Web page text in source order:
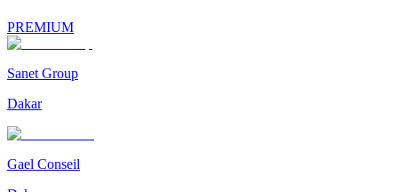
PREMIUM
Sanet Group
Dakar
Gael Conseil